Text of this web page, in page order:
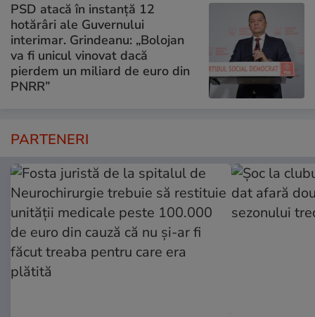
PSD atacă în instanță 12
hotărâri ale Guvernului
interimar. Grindeanu: „Bolojan
va fi unicul vinovat dacă
pierdem un miliard de euro din
PNRR”
PARTENERI